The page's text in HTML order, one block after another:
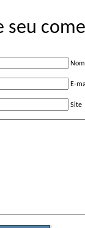
seu
E-
Site